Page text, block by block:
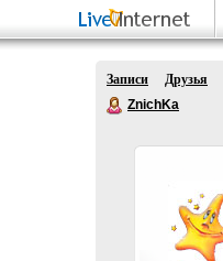
Записи Друзья
ZnichKa